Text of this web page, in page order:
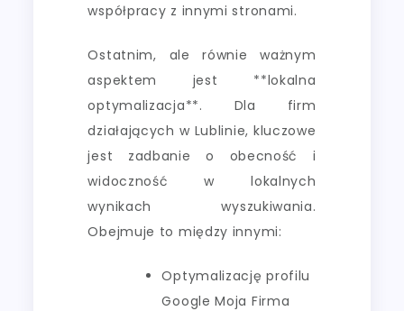
współpracy z innymi stronami.
Ostatnim, ale równie ważnym
aspektem jest **lokalna
optymalizacja**. Dla firm
działających w Lublinie, kluczowe
jest zadbanie o obecność i
widoczność w lokalnych
wynikach wyszukiwania.
Obejmuje to między innymi:
Optymalizację profilu
Google Moja Firma